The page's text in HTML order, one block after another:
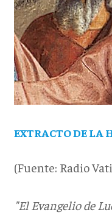
EXTRACTO DE LA
(Fuente: Radio
"El Evangelio de